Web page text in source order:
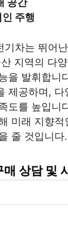
공간
주행
기차는 뛰어
지역의 다
을 발휘합니
제공하며,
도를 높입니
미래 지향
줄 것입니다.
매 상담 및